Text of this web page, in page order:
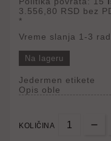
3.556,80 RSD bez
*
Vreme slanja 1-3
Na lageru
Jedermen etikete
Opis oble
KOLIČINA